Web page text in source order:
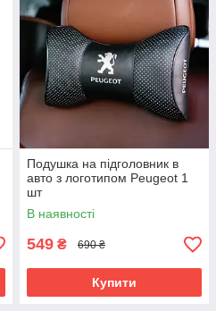
Подушка на підголовник в
авто з логотипом Peugeot 1
шт
В наявності
549 ₴ 690 ₴
Купити